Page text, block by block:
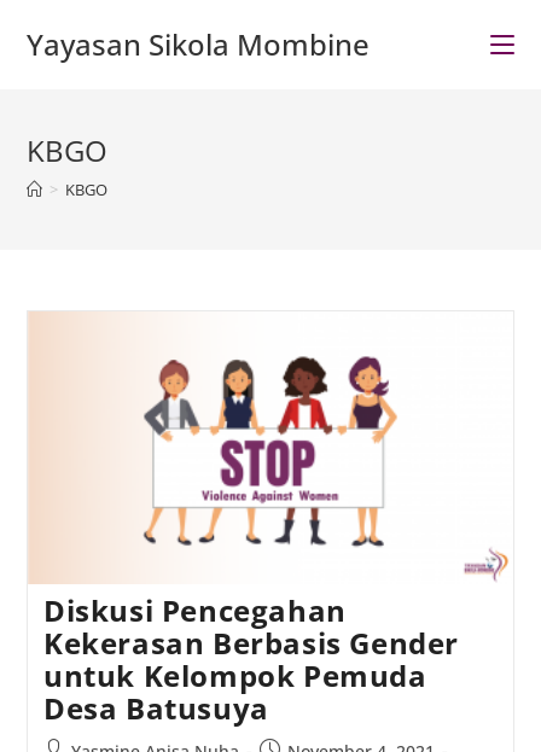
Yayasan Sikola Mombine
KBGO
> KBGO
Diskusi Pencegahan
Kekerasan Berbasis Gender
untuk Kelompok Pemuda
Desa Batusuya